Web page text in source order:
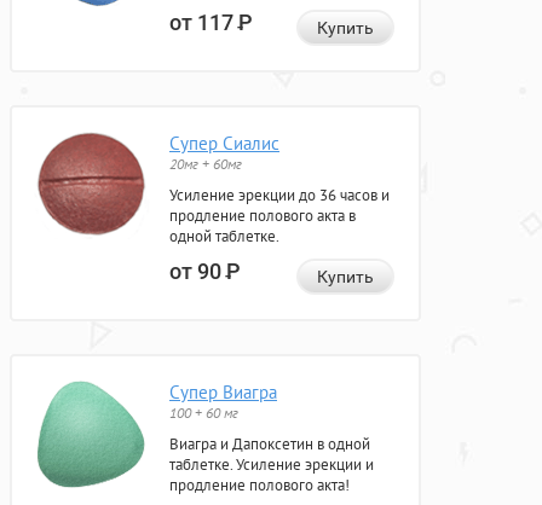
от 117Р Купить
Супер Сиалис
20мг + 60мг
Усиление эрекции до 36 часов и
продление полового акта в
одной таблетке.
от 90Р Купить
Супер Виагра
100 + 60 мг
Виагра и Дапоксетин в одной
таблетке. Усиление эрекции и
продление полового акта!